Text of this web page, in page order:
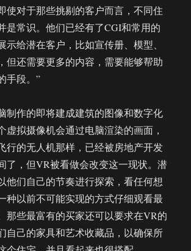
使对于那些挑剔的客户而言，不同住
是常识。他们已经有了CGI和常用的
示给潜在客户，比如宣传册、模型、
但还需要更多的内容，需要能够帮助
手段。”
制作的即将建成建筑的图像和数字化
虚拟摄像机会通过电脑渲染的画面，
行的无人机那样，已经被房地产开发
了，但VR被看做会改变这一现状。潜
他们自己的节奏进行探索，看任何想
种以前不可能实现的方式仔细观看最
那些最富有的买家还可以要求在VR的
自己的家具和艺术收藏品，以确保所